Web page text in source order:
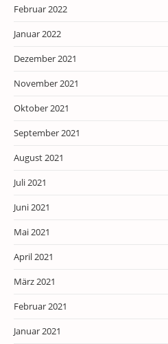
Februar 2022
Januar 2022
Dezember 2021
November 2021
Oktober 2021
September 2021
August 2021
Juli 2021
Juni 2021
Mai 2021
April 2021
März 2021
Februar 2021
Januar 2021